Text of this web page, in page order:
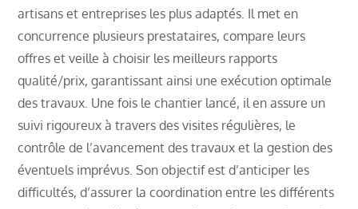
artisans et entreprises les plus adaptés. Il met en
concurrence plusieurs prestataires, compare leurs
offres et veille à choisir les meilleurs rapports
qualité/prix, garantissant ainsi une exécution optimale
des travaux. Une fois le chantier lancé, il en assure un
suivi rigoureux à travers des visites régulières, le
contrôle de l’avancement des travaux et la gestion des
éventuels imprévus. Son objectif est d’anticiper les
difficultés, d’assurer la coordination entre les différents